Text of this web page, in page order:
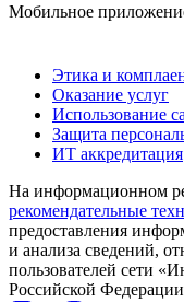
Мобильное
Этика и
Оказание услуг
Использование
Защита
ИТ аккредитация
На информационном
рекомендательные
предоставления
и анализа сведений,
пользователей сети
Российской